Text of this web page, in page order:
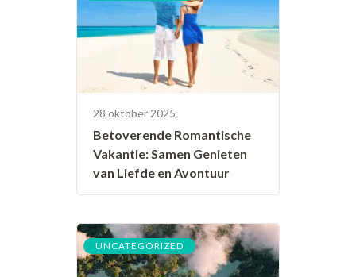
28 oktober 2025
Betoverende Romantische
Vakantie: Samen Genieten
van Liefde en Avontuur
UNCATEGORIZED